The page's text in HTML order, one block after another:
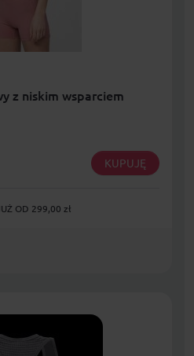
z niskim wsparciem
KUPUJĘ
OD 299,00 zł